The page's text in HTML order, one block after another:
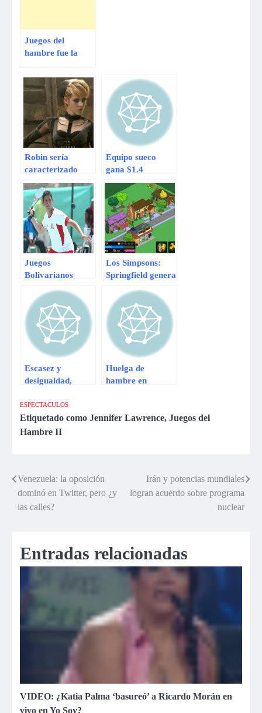
Juegos del
hambre fue la
en EE.UU.
Robin sería
caracterizado
por… ¡una actriz!
Equipo sueco
gana $1.4
millones en
campeonato de
Dota 2
Juegos
Bolivarianos
peruano conquistó
medalla de oro
Los Simpsons:
Springfield genera
dólares en tres
meses
Escasez y
desigualdad,
hambre en
México: experto
Huelga de
hambre en
en California
ESPECTACULOS
Etiquetado como Jennifer Lawrence, Juegos del
Hambre II
Navegación
de
Venezuela: la oposición
dominó en Twitter, pero ¿y
las calles?
Irán y potencias mundiales
logran acuerdo sobre programa
nuclear
Entradas relacionadas
VIDEO: ¿Katia Palma ‘basureó’ a Ricardo Morán en
vivo en Yo Soy?